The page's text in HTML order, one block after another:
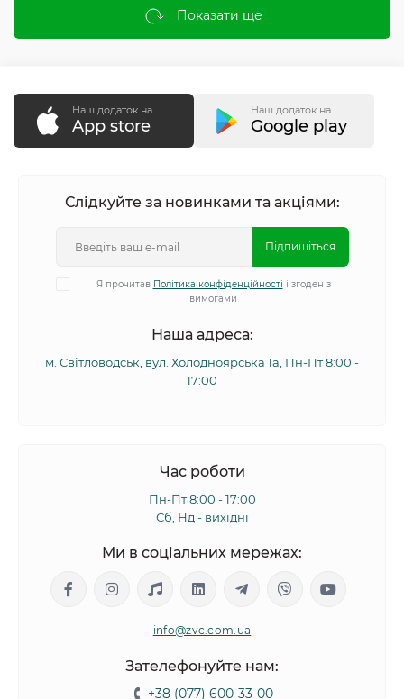
Показати ще
Наш додаток на
App store
Наш додаток на
Google play
Слідкуйте за новинками та акціями:
Підпишіться
Я прочитав Політика конфіденційності і згоден з
вимогами
Наша адреса:
м. Світловодськ, вул. Холодноярська 1а, Пн-Пт 8:00 -
17:00
Час роботи
Пн-Пт 8:00 - 17:00
Сб, Нд - вихідні
Ми в соціальних мережах:
info@zvc.com.ua
Зателефонуйте нам:
+38 (077) 600-33-00